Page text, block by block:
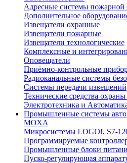
Адресные системы пожарной
Дополнительное
Извещатели охранные
Извещатели пожарные
Извещатели технологические
Комплексные и
Оповещатели
Приёмно-контрольные
Радиоканальные системы
Системы передачи извещений
Технические средства
Электротехника и
Промышленные системы
MOXA
Микросистемы LOGO!, S7-
Программируемые
Промышленные блоки
Пуско-регулирующая